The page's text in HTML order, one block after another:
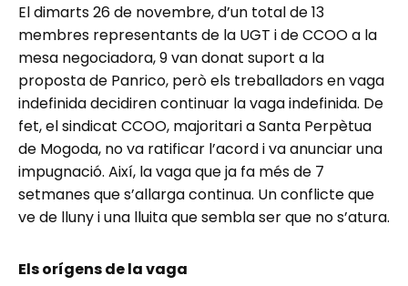
El dimarts 26 de novembre, d’un total de 13
membres representants de la UGT i de CCOO a la
mesa negociadora, 9 van donat suport a la
proposta de Panrico, però els treballadors en vaga
indefinida decidiren continuar la vaga indefinida. De
fet, el sindicat CCOO, majoritari a Santa Perpètua
de Mogoda, no va ratificar l’acord i va anunciar una
impugnació. Així, la vaga que ja fa més de 7
setmanes que s’allarga continua. Un conflicte que
ve de lluny i una lluita que sembla ser que no s’atura.
Els orígens de la vaga